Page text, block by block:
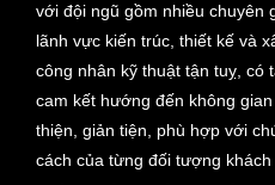
với đội ngũ gồm nhiều chuyên
lãnh vực kiến trúc, thiết kế và
công nhân kỹ thuật tận tuỵ, có
cam kết hướng đến không
thiện, giản tiện, phù hợp với
cách của từng đối tượng khách